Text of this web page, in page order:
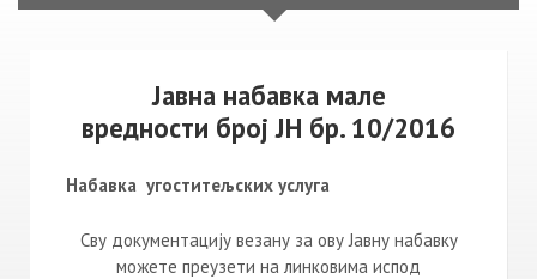
Јавна набавка мале
вредности број ЈН бр. 10/2016
Набавка угоститељских услуга
Сву документацију везану за ову Јавну набавку
можете преузети на линковима испод